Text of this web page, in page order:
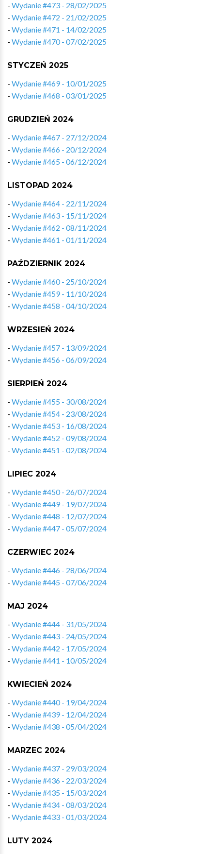
- Wydanie #473 - 28/02/2025
- Wydanie #472 - 21/02/2025
- Wydanie #471 - 14/02/2025
- Wydanie #470 - 07/02/2025
STYCZEŃ 2025
- Wydanie #469 - 10/01/2025
- Wydanie #468 - 03/01/2025
GRUDZIEŃ 2024
- Wydanie #467 - 27/12/2024
- Wydanie #466 - 20/12/2024
- Wydanie #465 - 06/12/2024
LISTOPAD 2024
- Wydanie #464 - 22/11/2024
- Wydanie #463 - 15/11/2024
- Wydanie #462 - 08/11/2024
- Wydanie #461 - 01/11/2024
PAŹDZIERNIK 2024
- Wydanie #460 - 25/10/2024
- Wydanie #459 - 11/10/2024
- Wydanie #458 - 04/10/2024
WRZESIEŃ 2024
- Wydanie #457 - 13/09/2024
- Wydanie #456 - 06/09/2024
SIERPIEŃ 2024
- Wydanie #455 - 30/08/2024
- Wydanie #454 - 23/08/2024
- Wydanie #453 - 16/08/2024
- Wydanie #452 - 09/08/2024
- Wydanie #451 - 02/08/2024
LIPIEC 2024
- Wydanie #450 - 26/07/2024
- Wydanie #449 - 19/07/2024
- Wydanie #448 - 12/07/2024
- Wydanie #447 - 05/07/2024
CZERWIEC 2024
- Wydanie #446 - 28/06/2024
- Wydanie #445 - 07/06/2024
MAJ 2024
- Wydanie #444 - 31/05/2024
- Wydanie #443 - 24/05/2024
- Wydanie #442 - 17/05/2024
- Wydanie #441 - 10/05/2024
KWIECIEŃ 2024
- Wydanie #440 - 19/04/2024
- Wydanie #439 - 12/04/2024
- Wydanie #438 - 05/04/2024
MARZEC 2024
- Wydanie #437 - 29/03/2024
- Wydanie #436 - 22/03/2024
- Wydanie #435 - 15/03/2024
- Wydanie #434 - 08/03/2024
- Wydanie #433 - 01/03/2024
LUTY 2024